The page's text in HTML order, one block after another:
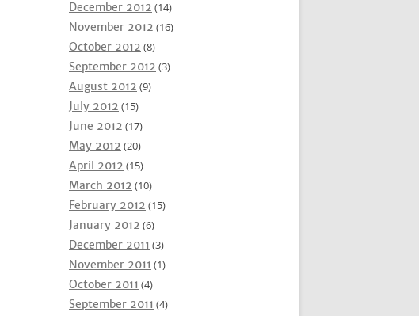
December 2012 (14)
November 2012 (16)
October 2012 (8)
September 2012 (3)
August 2012 (9)
July 2012 (15)
June 2012 (17)
May 2012 (20)
April 2012 (15)
March 2012 (10)
February 2012 (15)
January 2012 (6)
December 2011 (3)
November 2011 (1)
October 2011 (4)
September 2011 (4)